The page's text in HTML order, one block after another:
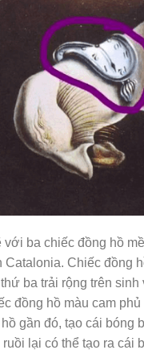
ba chiếc đồng hồ
Chiếc đồng
ba trải rộng trên
đồng hồ màu cam
gần đó, tạo cái bóng
lại có thể tạo ra